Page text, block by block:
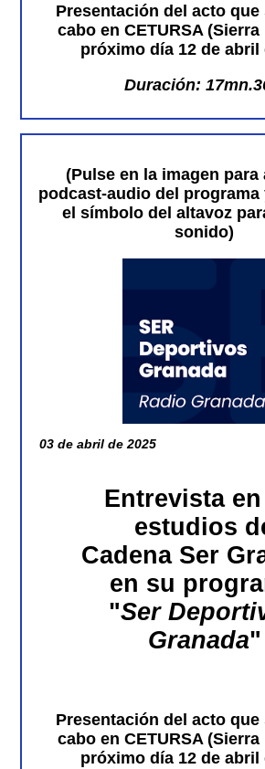
Presentación del acto que
cabo en CETURSA (Sierra
próximo día 12 de abril
Duración:
(Pulse en la imagen para
podcast-audio del
el símbolo del altavoz
sonido)
03 de abril de 2025
Entrevista
estudios
Cadena Ser
en su
"Ser
Granada"
Presentación del acto que
cabo en CETURSA (Sierra
próximo día 12 de abril